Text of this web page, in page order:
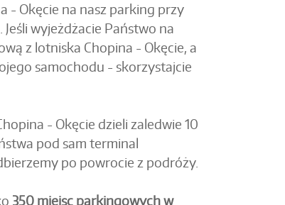
- Okęcie na nasz parking przy
wyjeżdżacie Państwo na
z lotniska Chopina - Okęcie, a
samochodu - skorzystajcie
- Okęcie dzieli zaledwie 10
pod sam terminal
po powrocie z podróży.
350 miejsc parkingowych w